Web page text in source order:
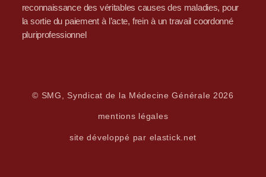
reconnaissance des véritables causes des maladies, pour
la sortie du paiement à l’acte, frein à un travail coordonné
pluriprofessionnel
© SMG, Syndicat de la Médecine Générale 2026
mentions légales
site développé par elastick.net